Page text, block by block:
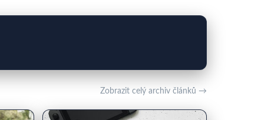
Zobrazit celý archiv článků →